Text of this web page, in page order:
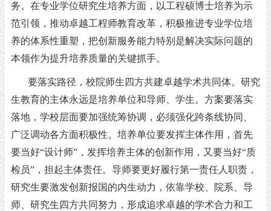
务。在专业学位研究生培养方面，以工程硕博士培养为示
范引领，推动卓越工程师教育改革，积极推进专业学位培
养的体系性重塑，把创新服务能力特别是解决实际问题的
本领作为提升培养质量的关键抓手。
要落实路径，校院师生四方共建卓越学术共同体。研究
生教育的主体永远是培养单位和导师、学生。方案要落实
落地，学校层面要加强统筹协调，必须强化跨条线协同、
广泛调动各方面积极性。培养单位要发挥主体作用，首先
要当好“设计师”，发挥培养主体的创新作用，又要当好“质
检员”，担起主体责任。导师要更好履行第一责任人职责，
研究生要激发创新报国的内生动力，依靠学校、院系、导
师、研究生四方共同努力，形成追求卓越的学术合力和工